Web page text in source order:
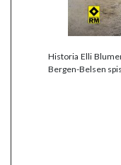
Historia Elli
Bergen-Belsen